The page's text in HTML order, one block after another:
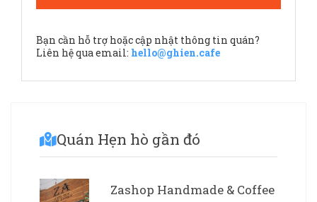
Bạn cần hỗ trợ hoặc cập nhật thông tin quán?
Liên hệ qua email: hello@ghien.cafe
Quán Hẹn hò gần đó
Zashop Handmade & Coffee